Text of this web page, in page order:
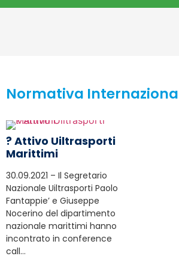
Normativa
? Attivo Uiltrasporti
Marittimi
30.09.2021 – Il Segretario
Nazionale Uiltrasporti Paolo
Fantappie’ e Giuseppe
Nocerino del dipartimento
nazionale marittimi hanno
incontrato in conference
call…